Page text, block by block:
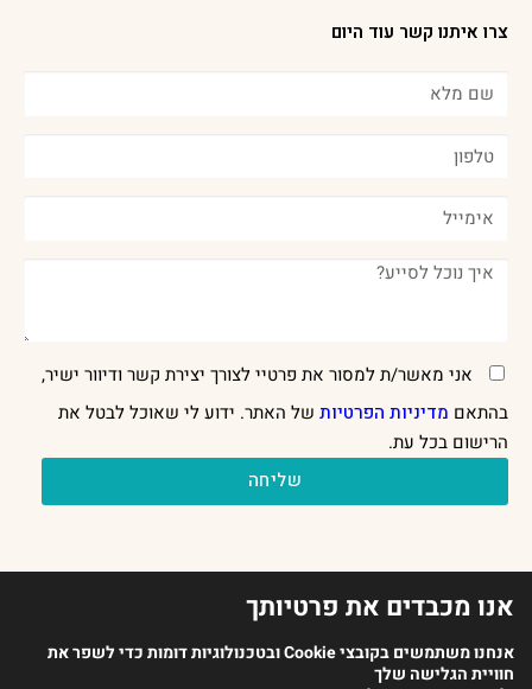
צרו איתנו קשר עוד היום
אני מאשר/ת למסור את פרטיי לצורך יצירת קשר ודיוור ישיר,
בהתאם מדיניות הפרטיות של האתר. ידוע לי שאוכל לבטל את
הרישום בכל עת.
שליחה
אנו מכבדים את פרטיותך
אנחנו משתמשים בקובצי Cookie ובטכנולוגיות דומות כדי לשפר את
חוויית הגלישה שלך